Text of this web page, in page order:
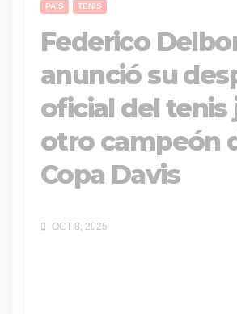
PAIS TENIS
Federico
anunció su
oficial del tenis
otro campeón
Copa Davis
OCT 8, 2025